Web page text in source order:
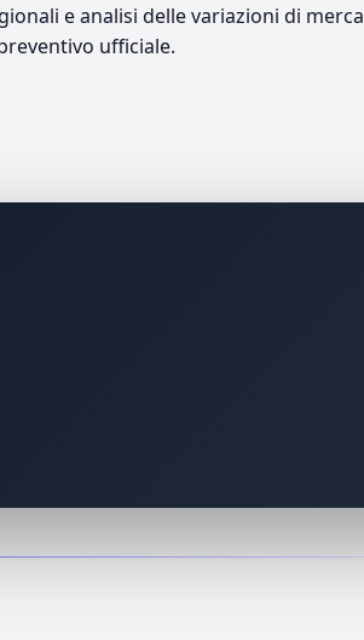
e analisi delle variazioni di
ufficiale.